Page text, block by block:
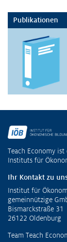
Publikationen
Teach Economy
Instituts für
Ihr Kontakt zu
Institut für
gemeinnützige
Bismarckstraße 31
26122 Oldenburg
Team Teach